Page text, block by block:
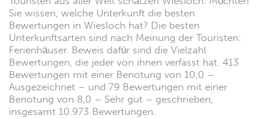
Sie wissen, welche Unterkunft die besten
Bewertungen in Wiesloch hat? Die besten
Unterkunftsarten sind nach Meinung der Touristen:
Ferienhäuser. Beweis dafür sind die Vielzahl
Bewertungen, die jeder von ihnen verfasst hat. 413
Bewertungen mit einer Benotung von 10,0 –
Ausgezeichnet – und 79 Bewertungen mit einer
Benotung von 8,0 – Sehr gut – geschrieben,
insgesamt 10.973 Bewertungen.